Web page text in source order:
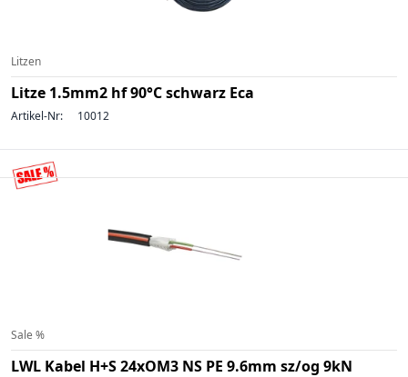
Litzen
Litze 1.5mm2 hf 90°C schwarz Eca
Artikel-Nr: 10012
Sale %
LWL Kabel H+S 24xOM3 NS PE 9.6mm sz/og 9kN